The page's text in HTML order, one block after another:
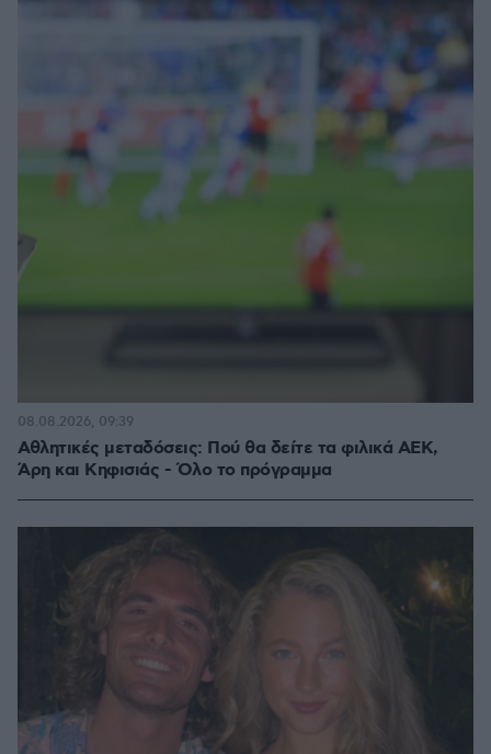
Αθλητικές μεταδόσεις: Πού θα δείτε τα φιλικά ΑΕΚ,
Άρη και Κηφισιάς - Όλο το πρόγραμμα
08.08.2026, 09:39